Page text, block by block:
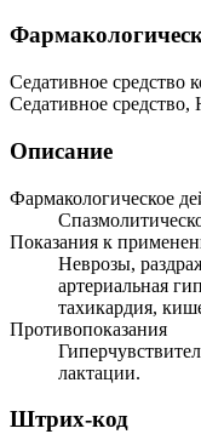
Седативное средство
Седативное средство,
Описание
Фармакологическое
Показания к
Неврозы,
артериальная
тахикардия,
Противопоказания
лактации.
Штрих-код